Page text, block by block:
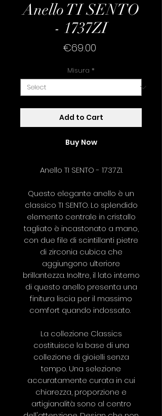
Anello TI SENTO
- 1737ZI
€69.00
Misura *
Add to Cart
Buy Now
Anello TI SENTO - 1737ZI.
Questo elegante anello è un
classico TI SENTO. Lo splendido
elemento centrale in cristallo
tagliato è incastonato a mano,
con due file di scintillanti pietre
di zirconia cubica che
aggiungono ulteriore
brillantezza. Inoltre, il lato interno
di questo anello presenta una
finitura liscia per il massimo
comfort quando indossato.
La collezione Classics
costituisce la base di una
collezione di gioielli senza
tempo. Una selezione
accuratamente curata in cui
chiarezza, proporzione e
artigianalità sono al centro